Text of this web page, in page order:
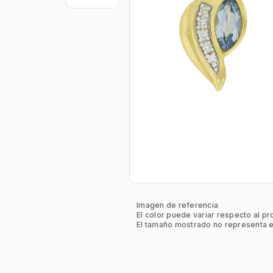
Imagen de referencia
El color puede variar respecto al
El tamaño mostrado no representa